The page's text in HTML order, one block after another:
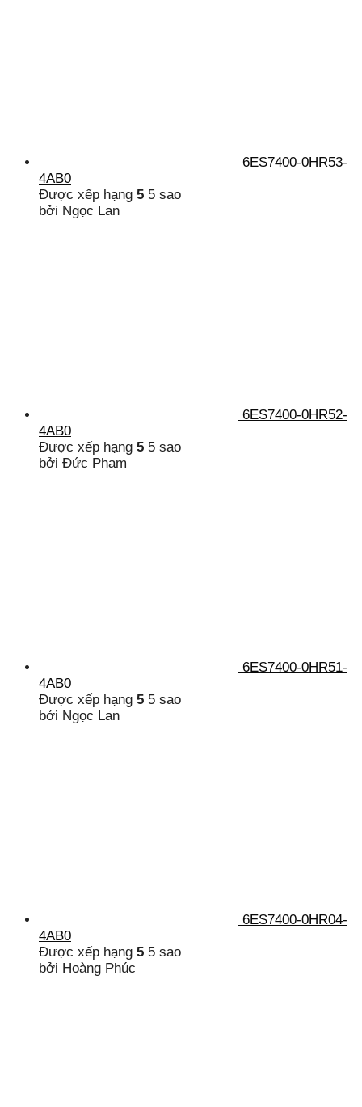
6ES7400-0HR53-
4AB0
Được xếp hạng 5 5 sao
bởi Ngọc Lan
6ES7400-0HR52-
4AB0
Được xếp hạng 5 5 sao
bởi Đức Phạm
6ES7400-0HR51-
4AB0
Được xếp hạng 5 5 sao
bởi Ngọc Lan
6ES7400-0HR04-
4AB0
Được xếp hạng 5 5 sao
bởi Hoàng Phúc